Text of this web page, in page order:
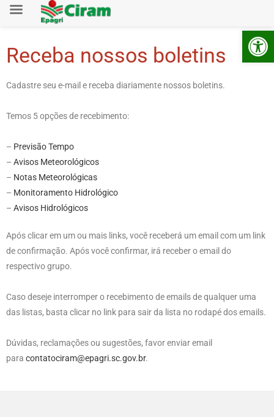
Receba nossos boletins
Cadastre seu e-mail e receba diariamente nossos boletins.
Temos 5 opções de recebimento:
– Previsão Tempo
– Avisos Meteorológicos
– Notas Meteorológicas
– Monitoramento Hidrológico
– Avisos Hidrológicos
Após clicar em um ou mais links, você receberá um email com um link
de confirmação. Após você confirmar, irá receber o email do
respectivo grupo.
Caso deseje interromper o recebimento de emails de qualquer uma
das listas, basta clicar no link para sair da lista no rodapé dos emails.
Dúvidas, reclamações ou sugestões, favor enviar email
para contatociram@epagri.sc.gov.br.